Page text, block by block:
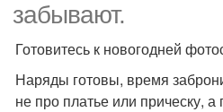
забывают.
Готовитесь к новогодней
Наряды готовы, время
не про платье или прическу,